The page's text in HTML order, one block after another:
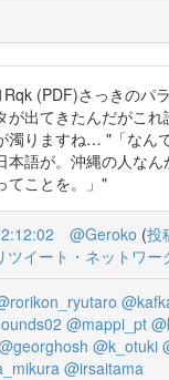
(PDF)さっきのパ
が出てきたんだがこれ
濁りますね… "「なん
本語が。沖縄の人な
てことを。」"
@Geroko (投
ツイート・ネットワー
@mappi_pt
@k_otuki
@irsaitama